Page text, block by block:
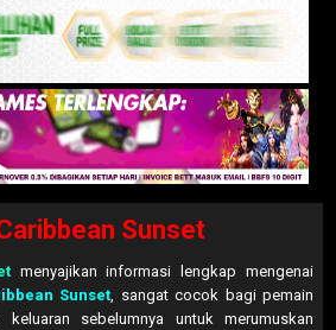
Sunset
menyajikan informasi lengkap mengenai
Sunset , sangat cocok bagi pemain
sebelumnya untuk merumuskan